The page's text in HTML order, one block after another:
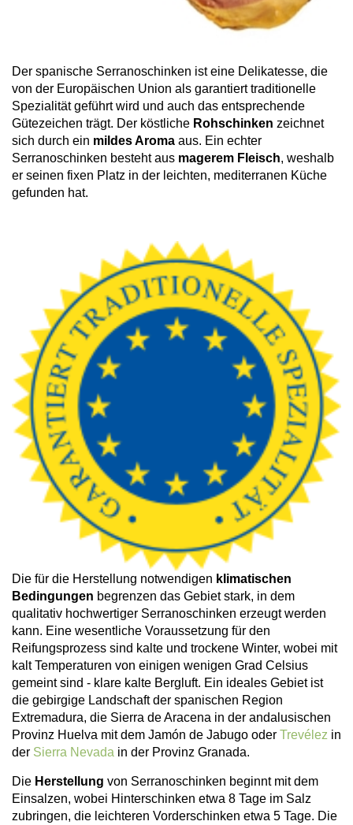
Der spanische Serranoschinken ist eine Delikatesse, die
von der Europäischen Union als garantiert traditionelle
Spezialität geführt wird und auch das entsprechende
Gütezeichen trägt. Der köstliche Rohschinken zeichnet
sich durch ein mildes Aroma aus. Ein echter
Serranoschinken besteht aus magerem Fleisch, weshalb
er seinen fixen Platz in der leichten, mediterranen Küche
gefunden hat.
Die für die Herstellung notwendigen klimatischen
Bedingungen begrenzen das Gebiet stark, in dem
qualitativ hochwertiger Serranoschinken erzeugt werden
kann. Eine wesentliche Voraussetzung für den
Reifungsprozess sind kalte und trockene Winter, wobei mit
kalt Temperaturen von einigen wenigen Grad Celsius
gemeint sind - klare kalte Bergluft. Ein ideales Gebiet ist
die gebirgige Landschaft der spanischen Region
Extremadura, die Sierra de Aracena in der andalusischen
Provinz Huelva mit dem Jamón de Jabugo oder Trevélez in
der Sierra Nevada in der Provinz Granada.
Die Herstellung von Serranoschinken beginnt mit dem
Einsalzen, wobei Hinterschinken etwa 8 Tage im Salz
zubringen, die leichteren Vorderschinken etwa 5 Tage. Die